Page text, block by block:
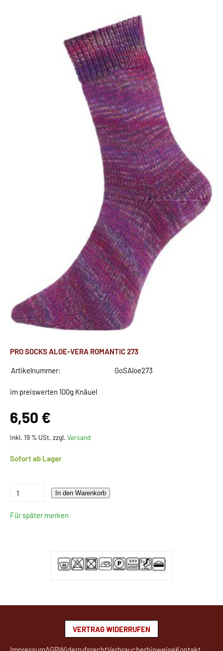
PRO SOCKS ALOE-VERA ROMANTIC 273
Artikelnummer: GoSAloe273
im preiswerten 100g Knäuel
6,50 €
Inkl. 19 % USt. zzgl. Versand
Sofort ab Lager
In den Warenkorb
Für später merken
VERTRAG WIDERRUFEN